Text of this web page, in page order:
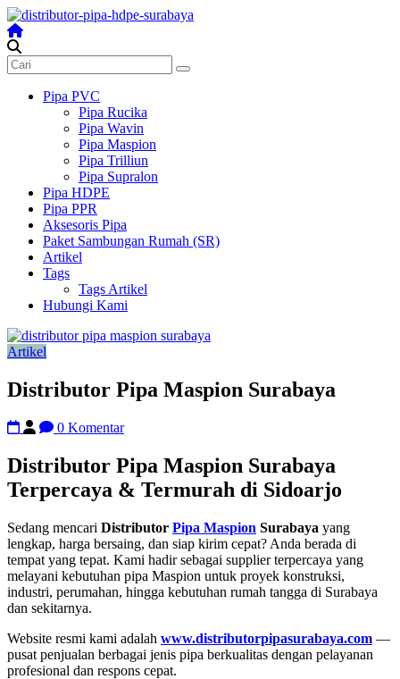
Skip
to
content
Distributor
Pipa
Surabaya
Melengkapi
kebutuhanmu
Pipa PVC
Pipa Rucika
Pipa Wavin
Pipa Maspion
Pipa Trilliun
Pipa Supralon
Pipa HDPE
Pipa PPR
Aksesoris Pipa
Paket Sambungan Rumah (SR)
Artikel
Tags
Tags Artikel
Hubungi Kami
Artikel
Distributor Pipa Maspion Surabaya
0 Komentar
Distributor Pipa Maspion Surabaya
Terpercaya & Termurah di Sidoarjo
Sedang mencari Distributor Pipa Maspion Surabaya yang
lengkap, harga bersaing, dan siap kirim cepat? Anda berada di
tempat yang tepat. Kami hadir sebagai supplier terpercaya yang
melayani kebutuhan pipa Maspion untuk proyek konstruksi,
industri, perumahan, hingga kebutuhan rumah tangga di Surabaya
dan sekitarnya.
Website resmi kami adalah www.distributorpipasurabaya.com —
pusat penjualan berbagai jenis pipa berkualitas dengan pelayanan
profesional dan respons cepat.